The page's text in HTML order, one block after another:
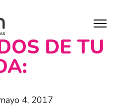
DE TU
4, 2017